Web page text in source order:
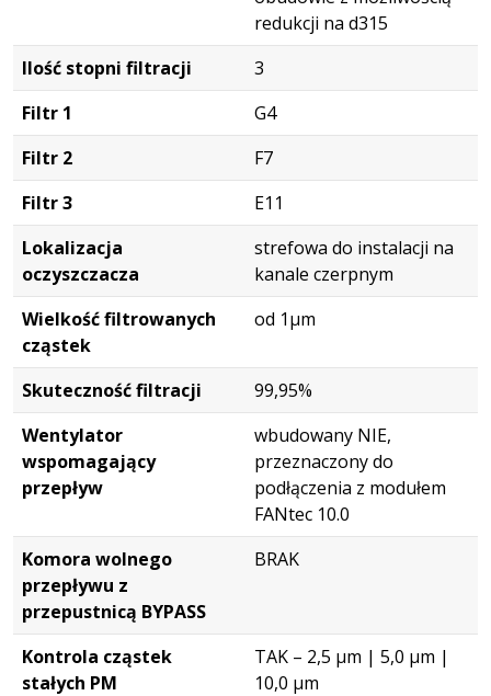
redukcji na d315
Ilość stopni filtracji
3
Filtr 1
G4
Filtr 2
F7
Filtr 3
E11
Lokalizacja
oczyszczacza
strefowa do instalacji na
kanale czerpnym
Wielkość filtrowanych
cząstek
od 1μm
Skuteczność filtracji
99,95%
Wentylator
wspomagający
przepływ
wbudowany NIE,
przeznaczony do
podłączenia z modułem
FANtec 10.0
Komora wolnego
przepływu z
przepustnicą BYPASS
BRAK
Kontrola cząstek
stałych PM
TAK – 2,5 μm | 5,0 μm |
10,0 μm